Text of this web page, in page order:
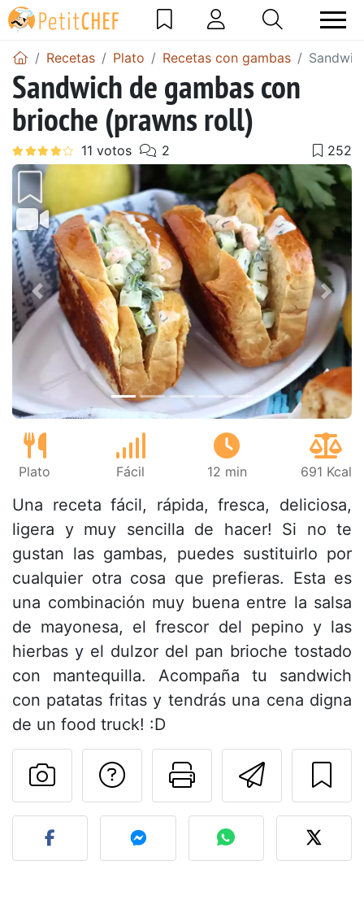
Recetas Plato Recetas con gambas
Sandwich de gambas con
brioche (prawns roll)
Anterior
Plato Fácil 12 min 691 Kcal
Una receta fácil, rápida, fresca, deliciosa,
ligera y muy sencilla de hacer! Si no te
gustan las gambas, puedes sustituirlo por
cualquier otra cosa que prefieras. Esta es
una combinación muy buena entre la salsa
de mayonesa, el frescor del pepino y las
hierbas y el dulzor del pan brioche tostado
con mantequilla. Acompaña tu sandwich
con patatas fritas y tendrás una cena digna
de un food truck! :D
Imprimir
Preguntar al autor
Publicar la foto de esta